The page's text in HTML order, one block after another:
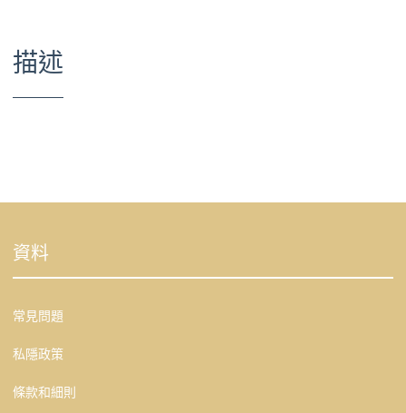
描述
資料
常見問題
私隱政策
條款和細則